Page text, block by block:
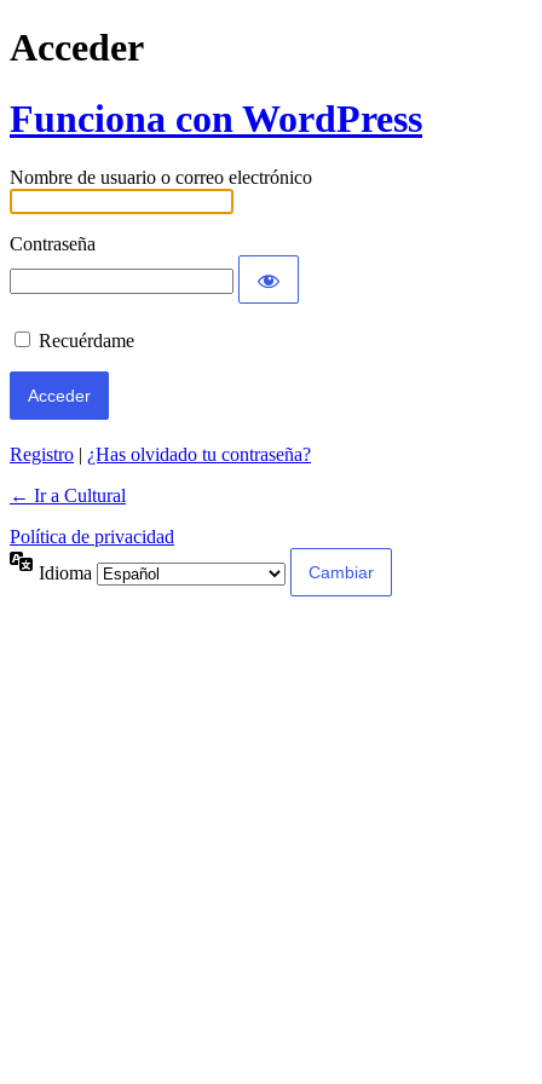
Acceder
Funciona con WordPress
Nombre de usuario o correo electrónico
Contraseña
Recuérdame
Registro | ¿Has olvidado tu contraseña?
← Ir a Cultural
Política de privacidad
Idioma